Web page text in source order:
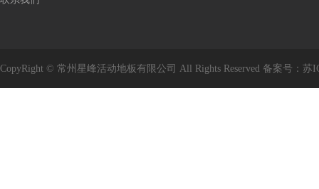
CopyRight © 常州星峰活动地板有限公司 All Rights Reserved 备案号： 苏